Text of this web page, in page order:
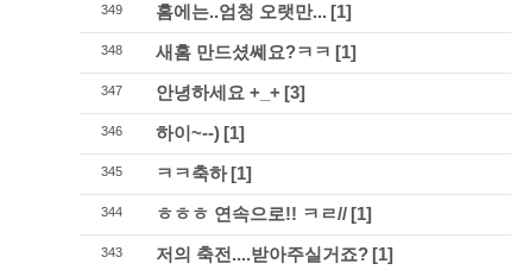
349 홈에는..엄청 오랫만...[1]
348 새홈 만드셨쎼요?ㅋㅋ [1]
347 안녕하세요 +_+[3]
346 하이~--)[1]
345 ㅋㅋ축하[1]
344 ㅎㅎㅎ 연속으로!! ㅋㄹ//[1]
343 저의 축전....받아주실거죠?[1]